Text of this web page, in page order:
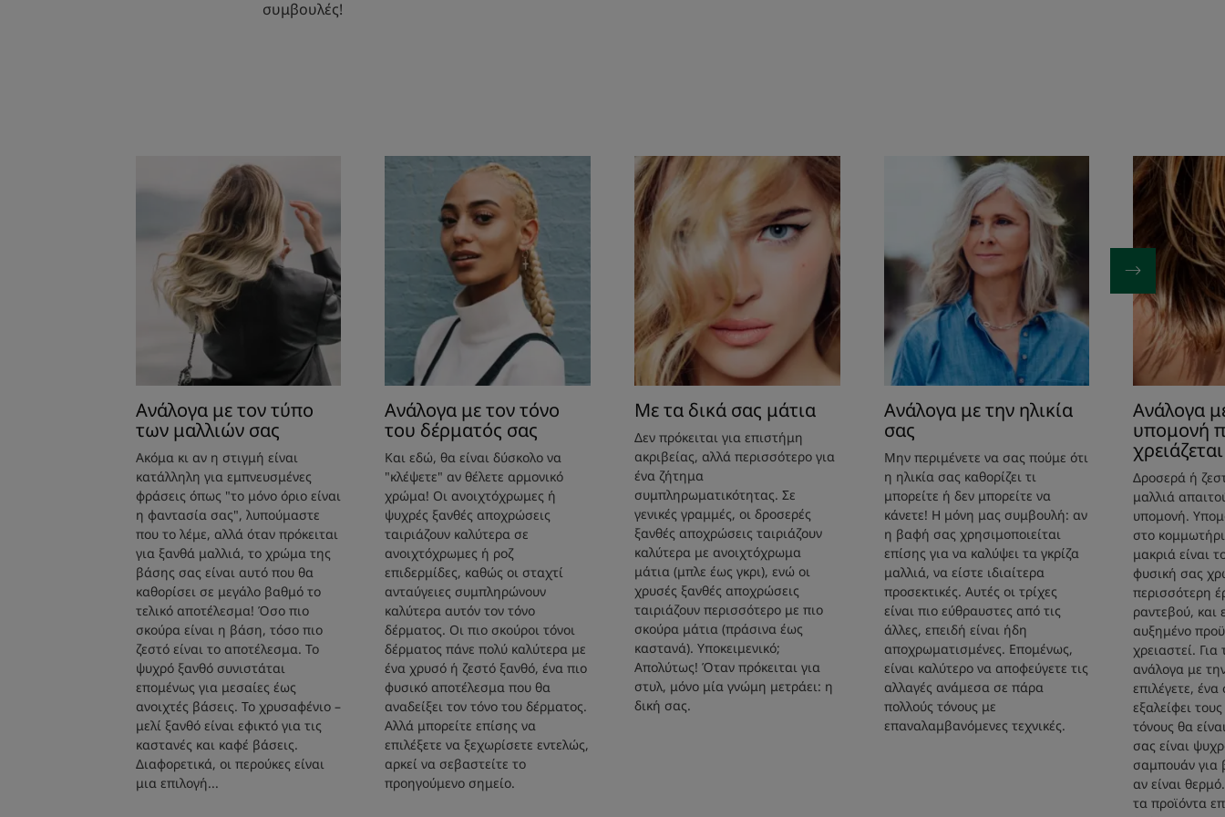
συμβουλές!
Ανάλογα με τον τύπο
των μαλλιών σας
Ακόμα κι αν η στιγμή είναι
κατάλληλη για εμπνευσμένες
φράσεις όπως "το μόνο όριο είναι
η φαντασία σας", λυπούμαστε
που το λέμε, αλλά όταν πρόκειται
για ξανθά μαλλιά, το χρώμα της
βάσης σας είναι αυτό που θα
καθορίσει σε μεγάλο βαθμό το
τελικό αποτέλεσμα! Όσο πιο
σκούρα είναι η βάση, τόσο πιο
ζεστό είναι το αποτέλεσμα. Το
ψυχρό ξανθό συνιστάται
επομένως για μεσαίες έως
ανοιχτές βάσεις. Το χρυσαφένιο –
μελί ξανθό είναι εφικτό για τις
καστανές και καφέ βάσεις.
Διαφορετικά, οι περούκες είναι
μια επιλογή...
Ανάλογα με τον τόνο
του δέρματός σας
Και εδώ, θα είναι δύσκολο να
"κλέψετε" αν θέλετε αρμονικό
χρώμα! Οι ανοιχτόχρωμες ή
ψυχρές ξανθές αποχρώσεις
ταιριάζουν καλύτερα σε
ανοιχτόχρωμες ή ροζ
επιδερμίδες, καθώς οι σταχτί
ανταύγειες συμπληρώνουν
καλύτερα αυτόν τον τόνο
δέρματος. Οι πιο σκούροι τόνοι
δέρματος πάνε πολύ καλύτερα με
ένα χρυσό ή ζεστό ξανθό, ένα πιο
φυσικό αποτέλεσμα που θα
αναδείξει τον τόνο του δέρματος.
Αλλά μπορείτε επίσης να
επιλέξετε να ξεχωρίσετε εντελώς,
αρκεί να σεβαστείτε το
προηγούμενο σημείο.
Με τα δικά σας μάτια
Δεν πρόκειται για επιστήμη
ακριβείας, αλλά περισσότερο για
ένα ζήτημα
συμπληρωματικότητας. Σε
γενικές γραμμές, οι δροσερές
ξανθές αποχρώσεις ταιριάζουν
καλύτερα με ανοιχτόχρωμα
μάτια (μπλε έως γκρι), ενώ οι
χρυσές ξανθές αποχρώσεις
ταιριάζουν περισσότερο με πιο
σκούρα μάτια (πράσινα έως
καστανά). Υποκειμενικό;
Απολύτως! Όταν πρόκειται για
στυλ, μόνο μία γνώμη μετράει: η
δική σας.
Ανάλογα με την ηλικία
σας
Μην περιμένετε να σας πούμε ότι
η ηλικία σας καθορίζει τι
μπορείτε ή δεν μπορείτε να
κάνετε! Η μόνη μας συμβουλή: αν
η βαφή σας χρησιμοποιείται
επίσης για να καλύψει τα γκρίζα
μαλλιά, να είστε ιδιαίτερα
προσεκτικές. Αυτές οι τρίχες
είναι πιο εύθραυστες από τις
άλλες, επειδή είναι ήδη
αποχρωματισμένες. Επομένως,
είναι καλύτερο να αποφεύγετε τις
αλλαγές ανάμεσα σε πάρα
πολλούς τόνους με
επαναλαμβανόμενες τεχνικές.
Ανάλογα
υπομονή
χρειάζεται
Δροσερά ή
μαλλιά
υπομονή.
στο
μακριά είναι
φυσική σας
περισσότερη
ραντεβού, και
αυξημένο
χρειαστεί.
ανάλογα με
επιλέγετε,
εξαλείφει
τόνους θα
σας είναι
σαμπουάν για
αν είναι
τα προϊόντα